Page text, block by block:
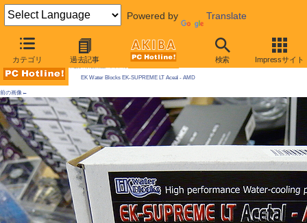
Powered by Translate
カテゴリ 過去記事 検索 Impressサイト
AKIBA PC Hotline! 2009年9月19日号
EK Water Blocks EK-SUPREME LT Aceal - AMD
前の画像←